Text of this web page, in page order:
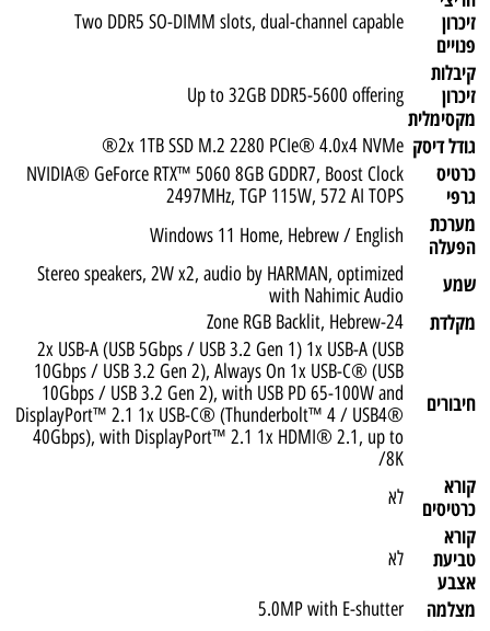
זיכרון
פנויים
Two DDR5 SO-DIMM slots, dual-channel capable
קיבלות
זיכרון
מקסימלית
Up to 32GB DDR5-5600 offering
גודל דיסק 2x 1TB SSD M.2 2280 PCIe® 4.0x4 NVMe®
כרטיס
גרפי
NVIDIA® GeForce RTX™ 5060 8GB GDDR7, Boost Clock
2497MHz, TGP 115W, 572 AI TOPS
מערכת
הפעלה
Windows 11 Home, Hebrew / English
שמע
Stereo speakers, 2W x2, audio by HARMAN, optimized
with Nahimic Audio
מקלדת 24-Zone RGB Backlit, Hebrew
חיבורים
2x USB-A (USB 5Gbps / USB 3.2 Gen 1) 1x USB-A (USB
10Gbps / USB 3.2 Gen 2), Always On 1x USB-C® (USB
10Gbps / USB 3.2 Gen 2), with USB PD 65-100W and
DisplayPort™ 2.1 1x USB-C® (Thunderbolt™ 4 / USB4®
40Gbps), with DisplayPort™ 2.1 1x HDMI® 2.1, up to
8K/
קורא
כרטיסים
לא
קורא
טביעת
אצבע
לא
מצלמה 5.0MP with E-shutter